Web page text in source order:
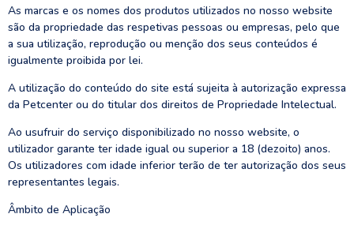
As marcas e os nomes dos produtos utilizados no nosso website
são da propriedade das respetivas pessoas ou empresas, pelo que
a sua utilização, reprodução ou menção dos seus conteúdos é
igualmente proibida por lei.
A utilização do conteúdo do site está sujeita à autorização expressa
da Petcenter ou do titular dos direitos de Propriedade Intelectual.
Ao usufruir do serviço disponibilizado no nosso website, o
utilizador garante ter idade igual ou superior a 18 (dezoito) anos.
Os utilizadores com idade inferior terão de ter autorização dos seus
representantes legais.
Âmbito de Aplicação